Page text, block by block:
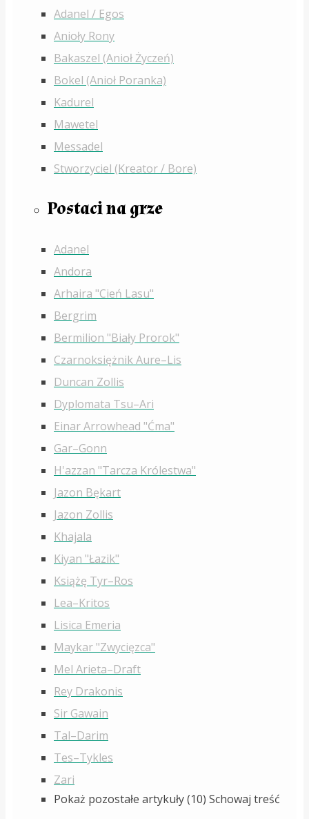
Adanel / Egos
Anioły Rony
Bakaszel (Anioł Życzeń)
Bokel (Anioł Poranka)
Kadurel
Mawetel
Messadel
Stworzyciel (Kreator / Bore)
Postaci na grze
Adanel
Andora
Arhaira "Cień Lasu"
Bergrim
Bermilion "Biały Prorok"
Czarnoksiężnik Aure–Lis
Duncan Zollis
Dyplomata Tsu–Ari
Einar Arrowhead "Ćma"
Gar–Gonn
H'azzan "Tarcza Królestwa"
Jazon Bękart
Jazon Zollis
Khajala
Kiyan "Łazik"
Książę Tyr–Ros
Lea–Kritos
Lisica Emeria
Maykar "Zwycięzca"
Mel Arieta–Draft
Rey Drakonis
Sir Gawain
Tal–Darim
Tes–Tykles
Zari
Pokaż pozostałe artykuły (10) Schowaj treść